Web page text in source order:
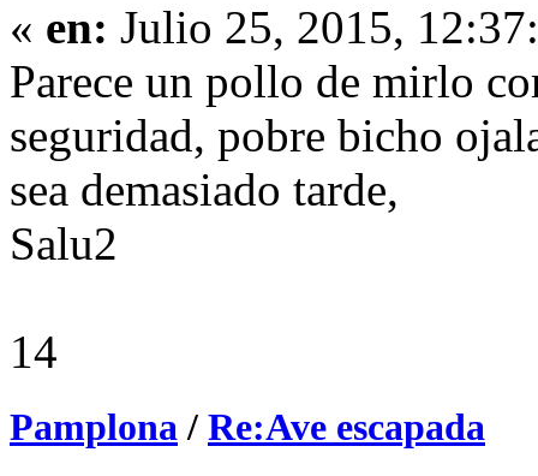
« en: Julio 25, 2015,
Parece un pollo de mirlo
seguridad, pobre bicho
sea demasiado tarde,
Salu2
14
Pamplona/ Re:Ave escapada